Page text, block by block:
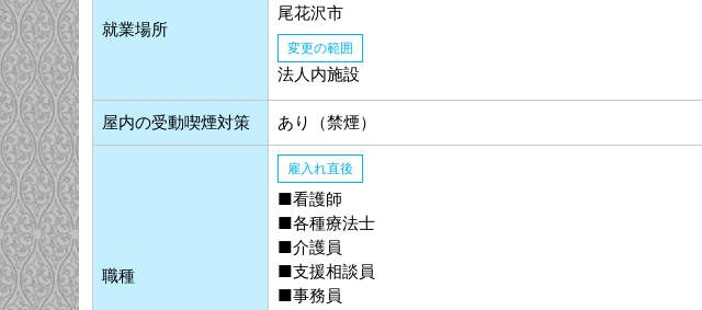
就業場所
尾花沢市
変更の範囲
法人内施設
屋内の受動喫煙対策 あり（禁煙）
職種
雇入れ直後
■看護師
■各種療法士
■介護員
■支援相談員
■事務員